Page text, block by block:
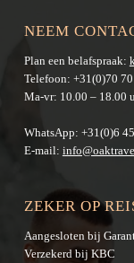
NEEM
Plan een belafspraak:
Telefoon: +31(0)70
Ma-vr: 10.00 – 18.00
WhatsApp: +31(0)6
E-mail:
ZEKER OP
Aangesloten bij
Verzekerd bij KBC